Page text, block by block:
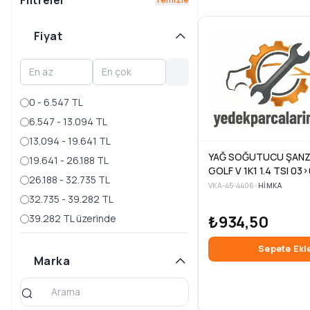
FOX
GOLF
ID.3
JETTA
KAEFER
LT35
LUPO
NEW BEETLE
PASSAT
Fiyat
0 - 6.547 TL
6.547 - 13.094 TL
13.094 - 19.641 TL
19.641 - 26.188 TL
26.188 - 32.735 TL
32.735 - 39.282 TL
39.282 TL üzerinde
Marka
YAĞ SOĞUTUCU
GOLF V 1K1 1.4 TSI
VKA-45-4406 •HIMKA
₺934,50
Sepete